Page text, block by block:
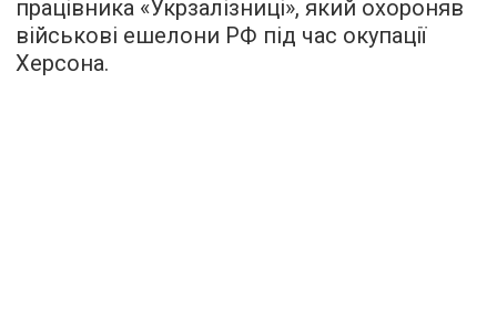
працівника «Укрзалізниці», який охороняв
військові ешелони РФ під час окупації
Херсона.